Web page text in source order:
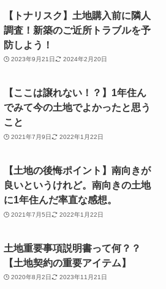
【トナリスク】土地購入前に隣人
調査！新築のご近所トラブルを予
防しよう！
2023年9月21日 2024年2月20日
【ここは譲れない！？】1年住ん
でみて今の土地でよかったと思う
こと
2021年7月9日 2022年1月22日
【土地の後悔ポイント】南向きが
良いというけれど。南向きの土地
に1年住んだ率直な感想。
2021年7月5日 2022年1月22日
土地重要事項説明書って何？？
【土地契約の重要アイテム】
2020年8月2日 2023年11月21日